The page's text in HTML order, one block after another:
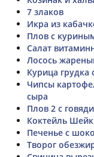
7 злаков
Икра из
Плов с
Салат
Лосось
Курица грудка
Чипсы
сыра
Плов 2 с
Коктейль
Печенье с
Творог